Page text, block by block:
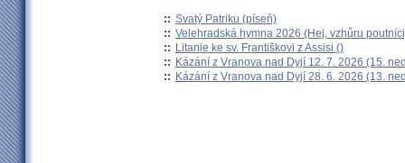
:: Svatý Patriku (píseň)
:: Velehradská hymna 2026 (Hej, vzhůru
:: Litanie ke sv. Františkovi z Assisi ()
:: Kázání z Vranova nad Dyjí 12. 7. 2026 (15.
:: Kázání z Vranova nad Dyjí 28. 6. 2026 (13.